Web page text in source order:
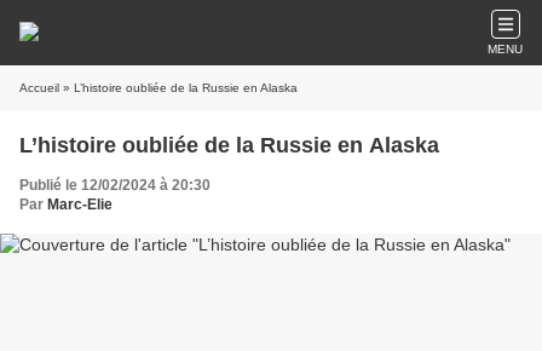
MENU
Accueil » L’histoire oubliée de la Russie en Alaska
L’histoire oubliée de la Russie en Alaska
Publié le 12/02/2024 à 20:30
Par Marc-Elie